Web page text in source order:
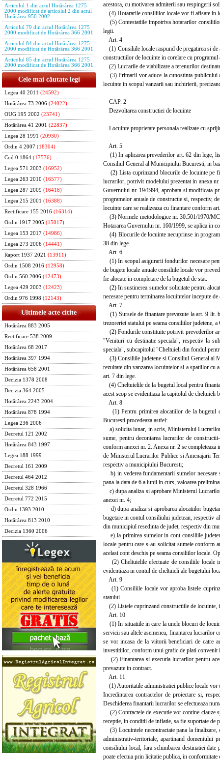
Articolul 1 din actul Hotărârea 1275
2000 modificat de articolul 2 din actul
Hotărârea 950 2002
Articolul 79 din actul Hotărârea 1275
2000 modificat de Hotărârea 366 2001
Articolul 84 din actul Hotărârea 1275
2000 modificat de Hotărârea 366 2001
Articolul 85 din actul Hotărârea 1275
2000 modificat de Hotărârea 366 2001
Cele mai căutate legi
Legea 40 2011 (24592)
Hotărârea 73 2006 (24022)
OUG 195 2002 (23741)
Hotărârea 41 2001 (22837)
Legea 28 1991 (20930)
Ordin 4 2007 (18304)
Cod 0 1864 (17576)
Legea 571 2003 (16952)
Legea 263 2010 (16577)
Legea 287 2009 (16418)
Legea 215 2001 (16388)
Rectificare 155 2016 (16314)
Ordin 1917 2005 (15017)
Legea 153 2017 (14986)
Legea 273 2006 (14441)
Raport 1937 2021 (13911)
Ordin 1508 2016 (12958)
Ordin 560 2006 (12473)
Legea 429 2003 (12423)
Ordin 976 1998 (12143)
Ultimele acte citite
Hotărârea 883 2005
Rectificare 538 2009
Hotărârea 68 2017
Hotărârea 397 1994
Hotărârea 658 2001
Decizia 1378 2008
Decizia 364 2005
Hotărârea 2243 2004
Hotărârea 878 1994
Legea 236 2006
Decretul 121 2002
Hotărârea 843 1997
Legea 188 1999
Decretul 161 2009
Decretul 464 2012
Decretul 328 1966
Decretul 772 2015
Ordin 1393 2010
Hotărârea 813 2010
Decizia 1360 2006
acestora, cu motivarea admiterii sau respingerii
(4) Hotararile consiliilor locale vor fi afisate in
(5) Contestatiile impotriva hotararilor
legii.
Art. 4
(1) Consiliile locale raspund de pregatirea si de
constructiilor de locuinte in corelare cu programul
(2) Lucrarile de viabilizare a terenurilor
(3) Primarii vor aduce la cunostinta publicului
locuinte in scopul vanzarii sau inchirierii,
CAP. 2
Dezvoltarea constructiei de locuinte
Locuinte proprietate personala realizate cu
Art. 5
(1) In aplicarea prevederilor art. 62 din lege,
Consiliul General al Municipiului Bucuresti, in
(2) Lista cuprinzand blocurile de locuinte pe
lucrarilor, potrivit modelului prezentat in anexa
Guvernului nr. 19/1994, aprobata si modificata
programelor anuale de constructie si, respectiv,
locuinte care se realizeaza cu finantare conform
(3) Normele metodologice nr. 30.501/1970/
Hotararea Guvernului nr. 160/1999, se aplica in
(4) Blocurile de locuinte necuprinse in
38 din lege.
Art. 6
(1) In scopul asigurarii fondurilor necesare
de bugete locale anuale consiliile locale vor
fie alocate in completare de la bugetul de stat.
(2) In sustinerea sumelor solicitate pentru
necesare pentru terminarea locuintelor incepute
Art. 7
(1) Sursele de finantare prevazute la art. 9 lit.
trezoreriei statului pe seama consiliilor judetene,
(2) Fondurile constituite potrivit prevederilor
"Venituri cu destinatie speciala", respectiv la
speciala", subcapitolul "Cheltuieli din fondul
(3) Consiliile judetene si Consiliul General al
rezultate din vanzarea locuintelor si a spatiilor cu
art. 7 din lege.
(4) Cheltuielile de la bugetul local pentru
acest scop se evidentiaza la capitolul de
Art. 8
(1) Pentru primirea alocatiilor de la bugetul
Bucuresti procedeaza astfel:
a) solicita lunar, in scris, Ministerului Lucrarilor
sume, pentru decontarea lucrarilor de
conform anexei nr. 2. Anexa nr. 2 se
de Ministerul Lucrarilor Publice si Amenajarii
respectiv a municipiului Bucuresti;
b) in vederea fundamentarii sumelor necesare
pana la data de 6 a lunii in curs, valoarea
c) dupa analiza si aprobare Ministerul
anexei nr. 4;
d) dupa analiza si aprobarea alocatiilor
bugetare in contul consiliului judetean,
din municipiul resedinta de judet, respectiv din
e) la primirea sumelor in cont consiliile
locale pentru care s-au solicitat sumele
acelasi cont deschis pe seama consiliilor locale.
(2) Cheltuielile efectuate de consiliile locale
evidentiaza in contul de cheltuieli ale bugetului
Art. 9
(1) Consiliile locale vor aproba listele
statului.
(2) Listele cuprinzand constructiile de locuinte,
Art. 10
(1) In situatiile in care la unele blocuri de
servicii sau altele asemenea, finantarea lucrarilor
se vor incasa de la viitorii beneficiari de catre
investitiilor, conform unui grafic de plati convenit
(2) Finantarea si executia lucrarilor pentru
prevazute in contract.
Art. 11
(1) Autoritatile administratiei publice locale vor
Incredintarea contractelor de proiectare si,
Deschiderea finantarii lucrarilor se efectueaza
(2) Contractele de executie vor contine clauze
receptie, in conditii de inflatie, sa fie suportate de
(3) Locuintele necontractate pana la
administrativ-teritoriale, apartinand domeniului
consiliului local, fara schimbarea destinatiei date
poate efectua prin licitatie publica, in conformitate